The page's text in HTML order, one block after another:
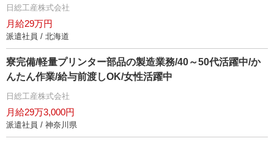
日総工産株式会社
月給29万円
派遣社員 / 北海道
寮完備/軽量プリンター部品の製造業務/40～50代活躍中/か
んたん作業/給与前渡しOK/女性活躍中
日総工産株式会社
月給29万3,000円
派遣社員 / 神奈川県